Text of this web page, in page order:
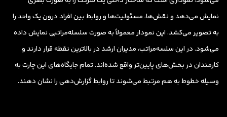
نمایش می‌دهد و نقش‌ها، مسئولیت‌ها و روابط بین افراد درون یک واحد را
به تصویر می‌کشد. این نمودار معمولاً به صورت سلسله‌مراتبی نمایش داده
می‌شود. در این سلسه‌مراتب، مدیران ارشد در بالاترین نقطه قرار دارند و
کارمندان در بخش‌های پایین‌تر واقع شده‌اند. تمام جایگاه‌های این چارت به
وسیله خطوط به هم مرتبط می‌شوند تا روابط گزارش‌دهی را نشان دهند.